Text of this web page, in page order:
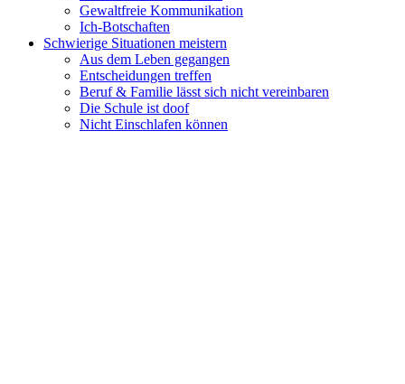
Gewaltfreie Kommunikation
Ich-Botschaften
Schwierige Situationen meistern
Aus dem Leben gegangen
Entscheidungen treffen
Beruf & Familie lässt sich nicht vereinbaren
Die Schule ist doof
Nicht Einschlafen können